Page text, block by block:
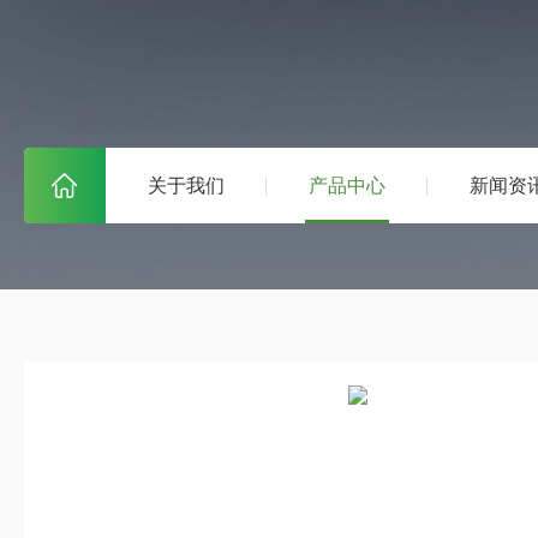
关于我们 产品中心 新闻资